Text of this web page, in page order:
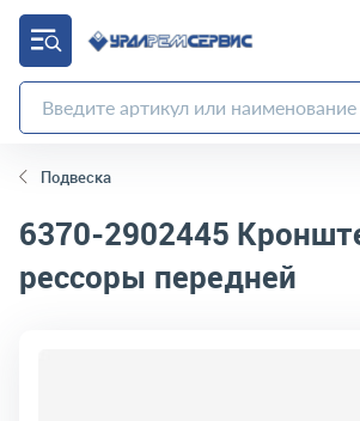
Подвеска
6370-2902445
рессоры передней